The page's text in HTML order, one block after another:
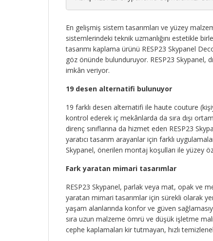
En gelişmiş sistem tasarımları ve yüzey
sistemlerindeki teknik uzmanlığını estetikle
tasarımı kaplama ürünü RESP23 Skypanel
göz önünde bulunduruyor. RESP23 Skypanel,
imkân veriyor.
19 desen alternatifi bulunuyor
19 farklı desen alternatifi ile haute couture
kontrol ederek iç mekânlarda da sıra dışı
direnç sınıflarına da hizmet eden RESP23
yaratıcı tasarım arayanlar için farklı
Skypanel, önerilen montaj koşulları ile yüzey
Fark yaratan mimari tasarımlar
RESP23 Skypanel, parlak veya mat, opak ve
yaratan mimari tasarımlar için sürekli olarak
yaşam alanlarında konfor ve güven
sıra uzun malzeme ömrü ve düşük işletme
cephe kaplamaları kir tutmayan, hızlı